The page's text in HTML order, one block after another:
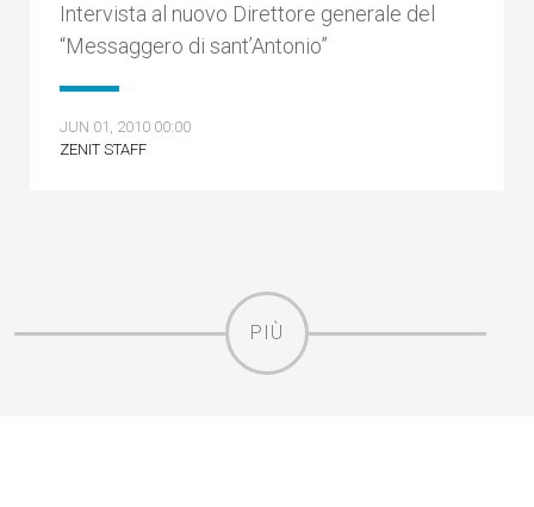
Intervista al nuovo Direttore generale del
“Messaggero di sant’Antonio”
JUN 01, 2010 00:00
ZENIT STAFF
PIÙ